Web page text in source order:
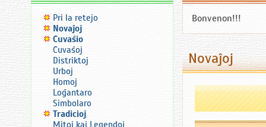
Bonvenon!!!
Novaĵoj
Pri la retejo
Novaĵoj
Ĉuvaŝio
Ĉuvaŝoj
Distriktoj
Urboj
Homoj
Loĝantaro
Simbolaro
Tradicioj
Mitoj kaj Legendoj